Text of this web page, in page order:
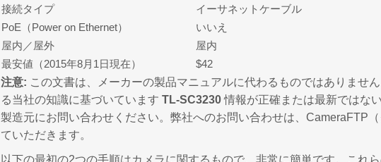
接続タイプ
イーサネットケーブル
PoE（Power on Ethernet）
いいえ
屋内／屋外
屋内
最安値（2015年8月1日現在）
$42
注意: この文書は、メーカーの製品マニュアルに代わるものではありませ
る当社の知識に基づいています TL-SC3230情報が正確または最新ではな
製造元にお問い合わせください。弊社へのお問い合わせは、CameraFTP
ていただきます。
以下の最初の2つの手順はカメラに関するもので、非常に簡単です。これ